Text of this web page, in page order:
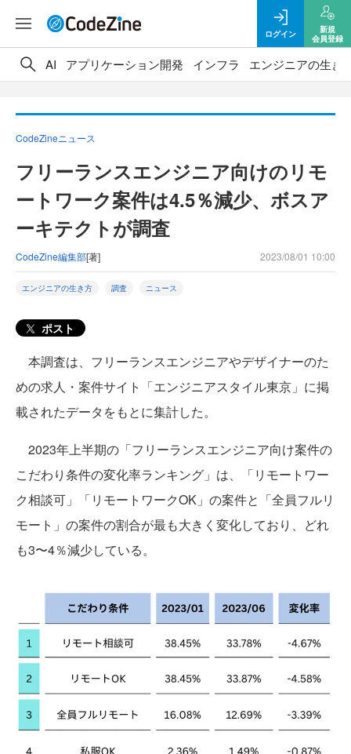
ログイン
新規
会員登録
AI アプリケーション開発 インフラ エンジニアの生き
CodeZineニュース
フリーランスエンジニア向けのリモ
ートワーク案件は4.5％減少、ボスア
ーキテクトが調査
CodeZine編集部[著] 2023/08/01 10:00
エンジニアの生き方 調査 ニュース
ポスト
本調査は、フリーランスエンジニアやデザイナーのた
めの求人・案件サイト「エンジニアスタイル東京」に掲
載されたデータをもとに集計した。
2023年上半期の「フリーランスエンジニア向け案件の
こだわり条件の変化率ランキング」は、「リモートワー
ク相談可」「リモートワークOK」の案件と「全員フルリ
モート」の案件の割合が最も大きく変化しており、どれ
も3〜4％減少している。